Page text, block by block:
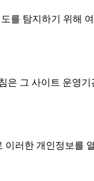
를 탐지하기 위해
은 그 사이트 운영
러한 개인정보를